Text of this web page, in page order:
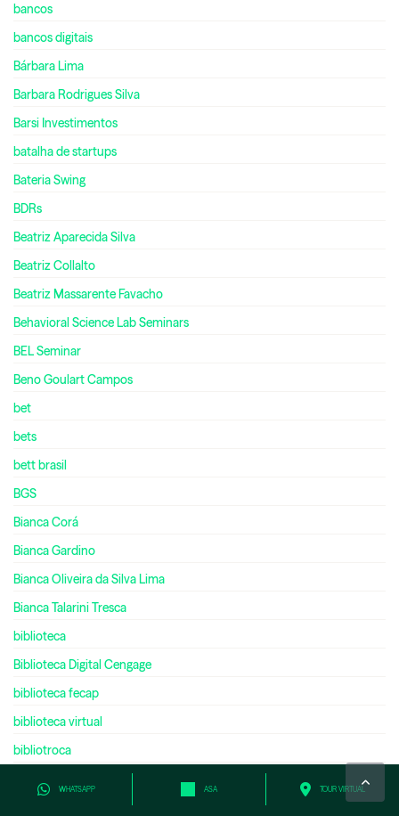
WHATSAPP ASA TOUR VIRTUAL
bancos
bancos digitais
Bárbara Lima
Barbara Rodrigues Silva
Barsi Investimentos
batalha de startups
Bateria Swing
BDRs
Beatriz Aparecida Silva
Beatriz Collalto
Beatriz Massarente Favacho
Behavioral Science Lab Seminars
BEL Seminar
Beno Goulart Campos
bet
bets
bett brasil
BGS
Bianca Corá
Bianca Gardino
Bianca Oliveira da Silva Lima
Bianca Talarini Tresca
biblioteca
Biblioteca Digital Cengage
biblioteca fecap
biblioteca virtual
bibliotroca